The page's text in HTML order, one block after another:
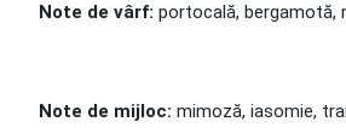
Note de vârf: portocală, bergamotă,
Note de mijloc: mimoză, iasomie,